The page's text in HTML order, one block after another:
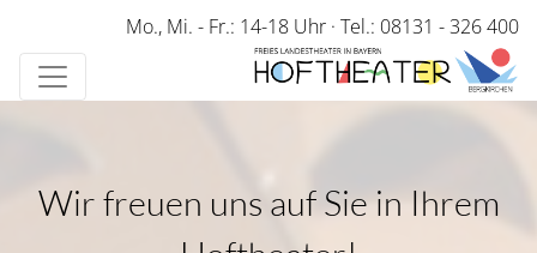
Direkt
zum
Inhalt
Mo., Mi. - Fr.: 14-18 Uhr · Tel.: 08131 - 326 400
Wir freuen uns auf Sie in Ihrem